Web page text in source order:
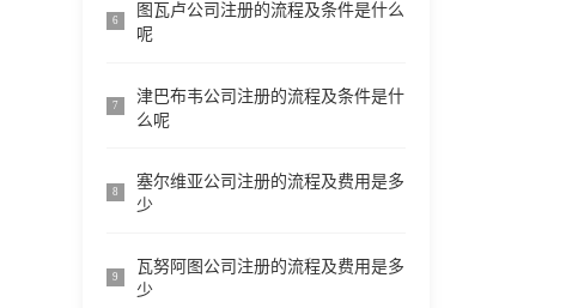
6
图瓦卢公司注册的流程及条件是什么
呢
7
津巴布韦公司注册的流程及条件是什
么呢
8
塞尔维亚公司注册的流程及费用是多
少
9
瓦努阿图公司注册的流程及费用是多
少